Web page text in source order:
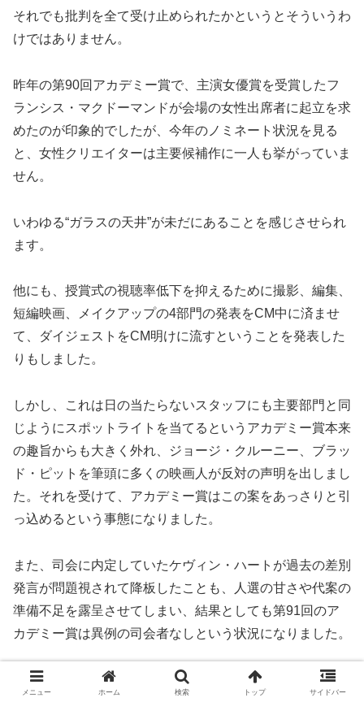
それでも批判を全て受け止められたかというとそういうわ
けではありません。
昨年の第90回アカデミー賞で、主演女優賞を受賞したフ
ランシス・マクドーマンドが会場の女性出席者に起立を求
めたのが印象的でしたが、今年のノミネート状況を見る
と、女性クリエイターは主要候補作に一人も挙がっていま
せん。
いわゆる“ガラスの天井”が未だにあることを感じさせられ
ます。
他にも、授賞式の視聴率低下を抑えるために撮影、編集、
短編映画、メイクアップの4部門の発表をCM中に済ませ
て、ダイジェストをCM明けに流すということを発表した
りもしました。
しかし、これは日の当たらないスタッフにも主要部門と同
じようにスポットライトを当てるというアカデミー賞本来
の趣旨からも大きく外れ、ジョージ・クルーニー、ブラッ
ド・ピットを筆頭に多くの映画人が反対の声明を出しまし
た。それを受けて、アカデミー賞はこの案をあっさりと引
っ込めるという事態になりました。
また、司会に内定していたケヴィン・ハートが過去の差別
発言が問題視されて降板したことも、人選の甘さや代案の
準備不足を露呈させてしまい、結果としても第91回のア
カデミー賞は異例の司会者なしという状況になりました。
人気映画賞の騒動もそうですし、その場しのぎといいます
メニュー ホーム 検索 トップ サイドバー